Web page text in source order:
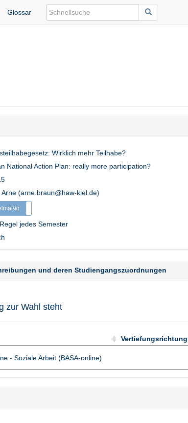
Glossar
Wirklich mehr Teilhabe?
National Action Plan: really more participation?
Arne (arne.braun@haw-kiel.de)
jedes Semester
und deren Studiengangszuordnungen
zur Wahl steht
Vertiefungsrichtung
- Soziale Arbeit (BASA-online)